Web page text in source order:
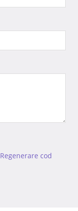
Regenerare cod